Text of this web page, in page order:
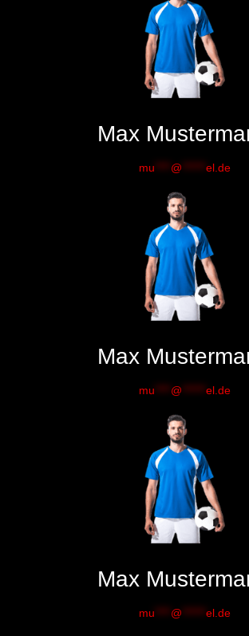
Max
mu @ el.de
Max
mu @ el.de
Max
mu @ el.de